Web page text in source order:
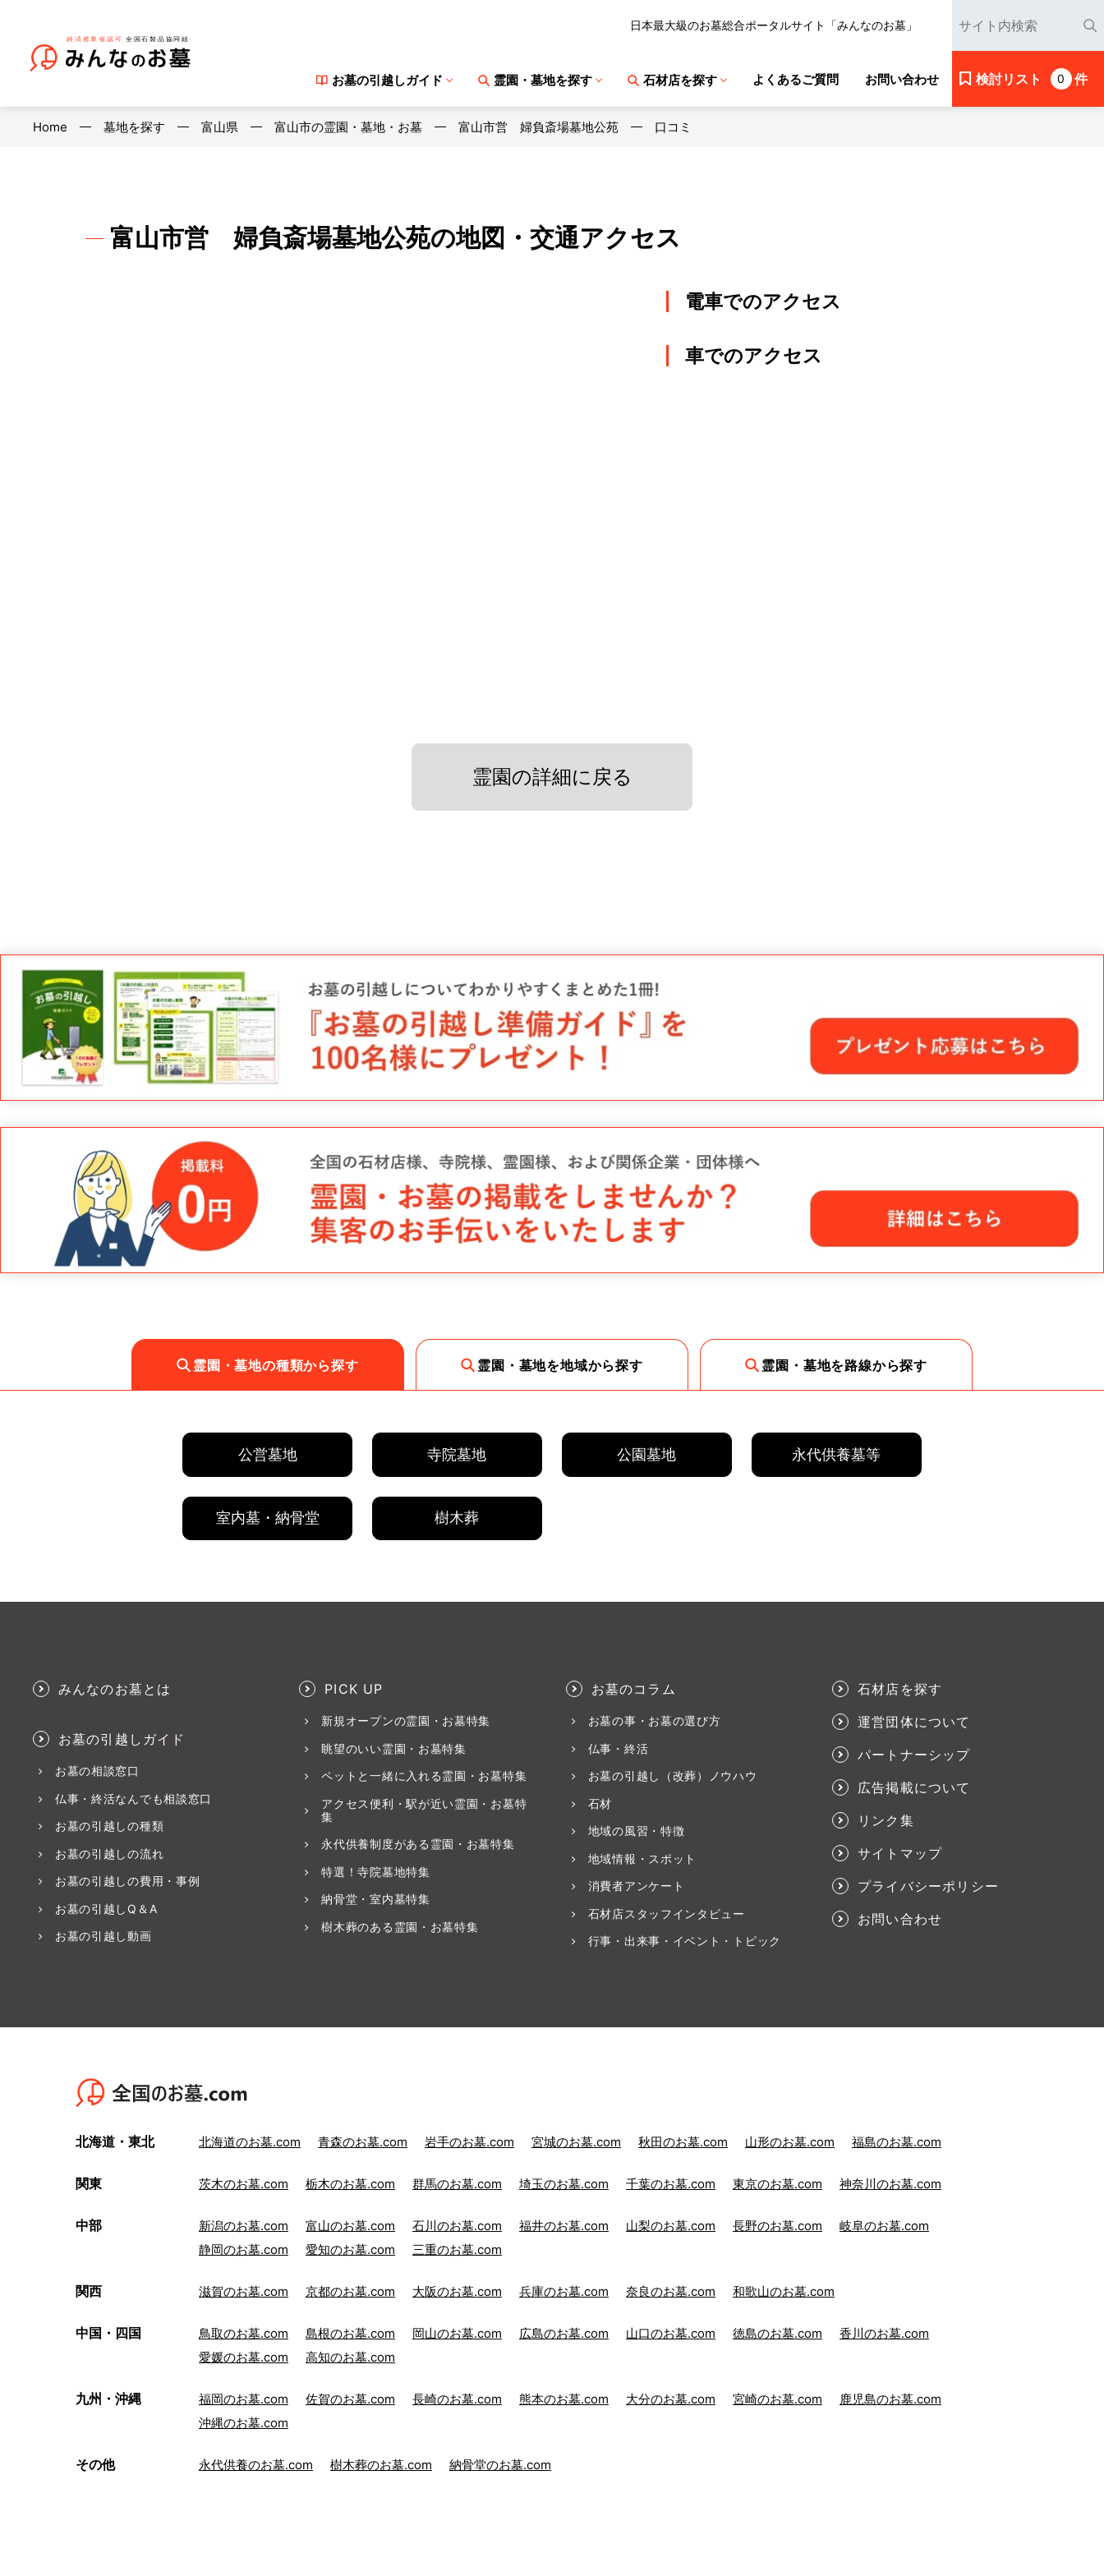
日本最大級のお墓総合ポータルサイト「みんなのお墓」
お墓の引越しガイド 霊園・墓地を探す 石材店を探す よくあるご質問 お問い合わせ 検討リスト 0 件
Home 墓地を探す 富山県 富山市の霊園・墓地・お墓 富山市営 婦負斎場墓地公苑 口コミ
富山市営 婦負斎場墓地公苑の地図・交通アクセス
電車でのアクセス
車でのアクセス
霊園の詳細に戻る
霊園・墓地の種類から探す 霊園・墓地を地域から探す 霊園・墓地を路線から探す
公営墓地 寺院墓地 公園墓地 永代供養墓等
室内墓・納骨堂 樹木葬
みんなのお墓とは
お墓の引越しガイド
お墓の相談窓口
仏事・終活なんでも相談窓口
お墓の引越しの種類
お墓の引越しの流れ
お墓の引越しの費用・事例
お墓の引越しQ＆A
お墓の引越し動画
PICK UP
新規オープンの霊園・お墓特集
眺望のいい霊園・お墓特集
ペットと一緒に入れる霊園・お墓特集
アクセス便利・駅が近い霊園・お墓特
集
永代供養制度がある霊園・お墓特集
特選！寺院墓地特集
納骨堂・室内墓特集
樹木葬のある霊園・お墓特集
お墓のコラム
お墓の事・お墓の選び方
仏事・終活
お墓の引越し（改葬）ノウハウ
石材
地域の風習・特徴
地域情報・スポット
消費者アンケート
石材店スタッフインタビュー
行事・出来事・イベント・トピック
石材店を探す
運営団体について
パートナーシップ
広告掲載について
リンク集
サイトマップ
プライバシーポリシー
お問い合わせ
北海道・東北 北海道のお墓.com 青森のお墓.com 岩手のお墓.com 宮城のお墓.com 秋田のお墓.com 山形のお墓.com 福島のお墓.com
関東 茨木のお墓.com 栃木のお墓.com 群馬のお墓.com 埼玉のお墓.com 千葉のお墓.com 東京のお墓.com 神奈川のお墓.com
中部 新潟のお墓.com 富山のお墓.com 石川のお墓.com 福井のお墓.com 山梨のお墓.com 長野のお墓.com
岐阜のお墓.com
静岡のお墓.com
愛知のお墓.com 三重のお墓.com
関西 滋賀のお墓.com 京都のお墓.com 大阪のお墓.com 兵庫のお墓.com 奈良のお墓.com 和歌山のお墓.com
中国・四国 鳥取のお墓.com 島根のお墓.com 岡山のお墓.com 広島のお墓.com 山口のお墓.com 徳島のお墓.com
香川のお墓.com
愛媛のお墓.com
高知のお墓.com
九州・沖縄 福岡のお墓.com 佐賀のお墓.com 長崎のお墓.com 熊本のお墓.com 大分のお墓.com 宮崎のお墓.com
鹿児島のお墓.com
沖縄のお墓.com
その他 永代供養のお墓.com 樹木葬のお墓.com 納骨堂のお墓.com